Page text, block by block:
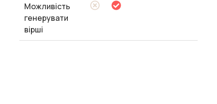
Можливість
генерувати
вірші